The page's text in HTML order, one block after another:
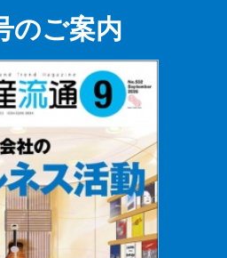
のご案内